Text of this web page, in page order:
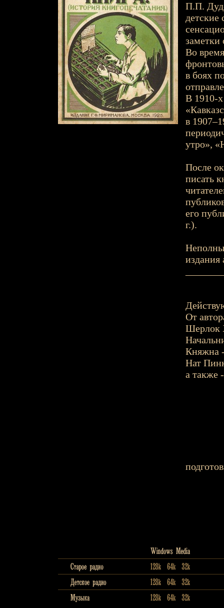
П.П.
детские
заметки
Во
в боях
В 1910-х
в
утро»,
После
писать
его
г.).
издания
От
Шерлок
Княжна
Нат
а также